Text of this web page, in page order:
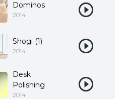
Dominos
2014
Shogi (1)
2014
Desk
Polishing
2014